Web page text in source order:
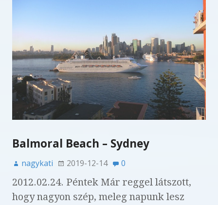
Balmoral Beach – Sydney
nagykati 2019-12-14 0
2012.02.24. Péntek Már reggel látszott,
hogy nagyon szép, meleg napunk lesz